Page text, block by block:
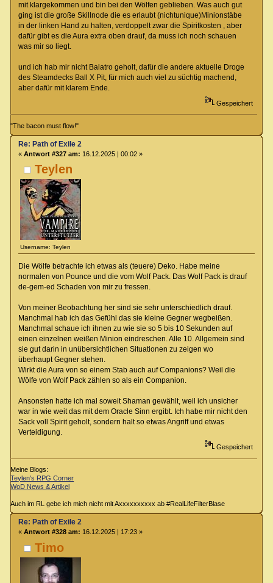
mit klargekommen und bin bei den Wölfen geblieben. Was auch gut
ging ist die große Skillnode die es erlaubt (nichtunique)Minionstäbe
in der linken Hand zu halten, verdoppelt zwar die Spiritkosten , aber
dafür gibt es die Aura extra oben drauf, da muss ich noch schauen
was mir so liegt.
und ich hab mir nicht Balatro geholt, dafür die andere aktuelle Droge
des Steamdecks Ball X Pit, für mich auch viel zu süchtig machend,
aber dafür mit klarem Ende.
Gespeichert
"The bacon must flow!"
Teylen
Username: Teylen
Re: Path of Exile 2
« Antwort #327 am: 16.12.2025 | 00:02 »
Die Wölfe betrachte ich etwas als (teuere) Deko. Habe meine
normalen von Pounce und die vom Wolf Pack. Das Wolf Pack is drauf
de-gem-ed Schaden von mir zu fressen.
Von meiner Beobachtung her sind sie sehr unterschiedlich drauf.
Manchmal hab ich das Gefühl das sie kleine Gegner wegbeißen.
Manchmal schaue ich ihnen zu wie sie so 5 bis 10 Sekunden auf
einen einzelnen weißen Minion eindreschen. Alle 10. Allgemein sind
sie gut darin in unübersichtlichen Situationen zu zeigen wo
überhaupt Gegner stehen.
Wirkt die Aura von so einem Stab auch auf Companions? Weil die
Wölfe von Wolf Pack zählen so als ein Companion.
Ansonsten hatte ich mal soweit Shaman gewählt, weil ich unsicher
war in wie weit das mit dem Oracle Sinn ergibt. Ich habe mir nicht den
Sack voll Spirit geholt, sondern halt so etwas Angriff und etwas
Verteidigung.
Gespeichert
Meine Blogs:
Teylen's RPG Corner
WoD News & Artikel
Auch im RL gebe ich mich nicht mit Axxxxxxxxxx ab #RealLifeFilterBlase
Timo
Re: Path of Exile 2
« Antwort #328 am: 16.12.2025 | 17:23 »